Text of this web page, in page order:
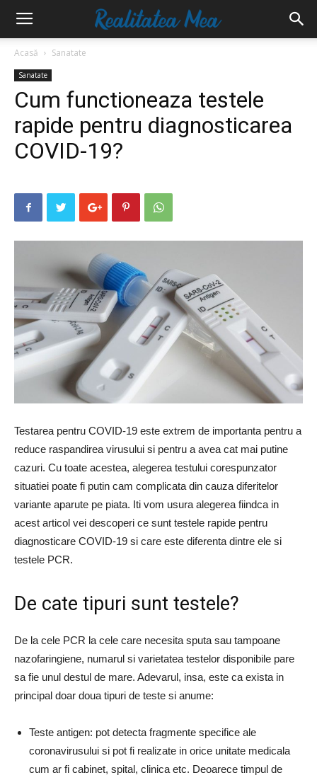
Acasă Sanatate
Sanatate
Cum functioneaza testele
rapide pentru diagnosticarea
COVID-19?
Testarea pentru COVID-19 este extrem de importanta pentru a
reduce raspandirea virusului si pentru a avea cat mai putine
cazuri. Cu toate acestea, alegerea testului corespunzator
situatiei poate fi putin cam complicata din cauza diferitelor
variante aparute pe piata. Iti vom usura alegerea fiindca in
acest articol vei descoperi ce sunt testele rapide pentru
diagnosticare COVID-19 si care este diferenta dintre ele si
testele PCR.
De cate tipuri sunt testele?
De la cele PCR la cele care necesita sputa sau tampoane
nazofaringiene, numarul si varietatea testelor disponibile pare
sa fie unul destul de mare. Adevarul, insa, este ca exista in
principal doar doua tipuri de teste si anume:
Teste antigen: pot detecta fragmente specifice ale
coronavirusului si pot fi realizate in orice unitate medicala
cum ar fi cabinet, spital, clinica etc. Deoarece timpul de